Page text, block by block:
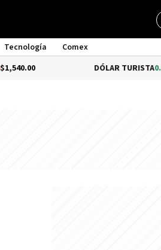
Tecnología
Comex
DÓLAR TURISTA0.34%$1,976.00